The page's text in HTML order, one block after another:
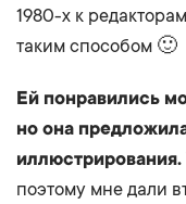
1980-х к
таким способом 🙂
Ей понравились
но она
иллюстрирования.
поэтому мне дали